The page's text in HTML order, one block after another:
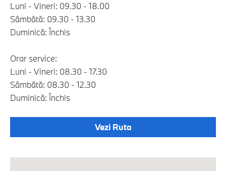
Luni - Vineri: 09.30 - 18.00
Sâmbătă: 09.30 - 13.30
Duminică: Închis
Orar service:
Luni - Vineri: 08.30 - 17.30
Sâmbătă: 08.30 - 12.30
Duminică: Închis
Vezi Ruta